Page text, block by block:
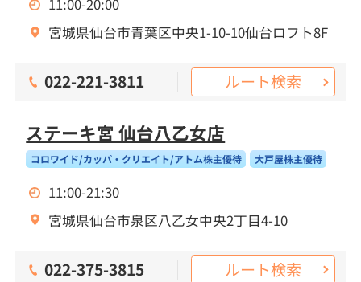
11:00-20:00
宮城県仙台市青葉区中央1-10-10仙台ロフト8F
022-221-3811 ルート検索
ステーキ宮 仙台八乙女店
コロワイド/カッパ・クリエイト/アトム株主優待 大戸屋株主優待
11:00-21:30
宮城県仙台市泉区八乙女中央2丁目4-10
022-375-3815 ルート検索